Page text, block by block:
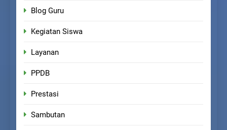
Blog Guru
Kegiatan Siswa
Layanan
PPDB
Prestasi
Sambutan